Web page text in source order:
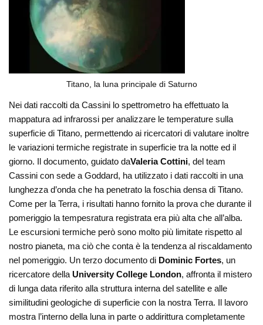
Titano, la luna principale di Saturno
Nei dati raccolti da Cassini lo spettrometro ha effettuato la
mappatura ad infrarossi per analizzare le temperature sulla
superficie di Titano, permettendo ai ricercatori di valutare inoltre
le variazioni termiche registrate in superficie tra la notte ed il
giorno. Il documento, guidato daValeria Cottini, del team
Cassini con sede a Goddard, ha utilizzato i dati raccolti in una
lunghezza d’onda che ha penetrato la foschia densa di Titano.
Come per la Terra, i risultati hanno fornito la prova che durante il
pomeriggio la tempesratura registrata era più alta che all’alba.
Le escursioni termiche però sono molto più limitate rispetto al
nostro pianeta, ma ciò che conta è la tendenza al riscaldamento
nel pomeriggio. Un terzo documento di Dominic Fortes, un
ricercatore della University College London, affronta il mistero
di lunga data riferito alla struttura interna del satellite e alle
similitudini geologiche di superficie con la nostra Terra. Il lavoro
mostra l’interno della luna in parte o addirittura completamente